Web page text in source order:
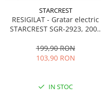
STARCREST
RESIGILAT - Gratar electric
STARCREST SGR-2923, 2000
180°, Suprafata gatire 29 x 23
cm, Termostat Reglabil, Inox /
199,90 RON
103,90 RON
IN STOC